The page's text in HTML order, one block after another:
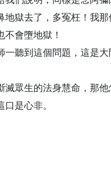
獄去了，多冤枉！我那
會墮地獄！
聽到這個問題，這是大
生的法身慧命，那他
是心非。